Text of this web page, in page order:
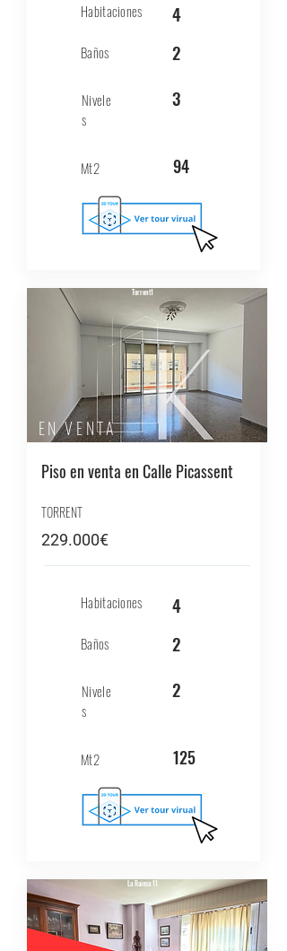
Habitaciones 4
Baños 2
Nivele
s
3
Mt2 94
EN VENTA
Piso en venta en Calle Picassent
TORRENT
229.000€
Habitaciones 4
Baños 2
Nivele
s
2
Mt2 125
Torrent1
La Raiosa 11